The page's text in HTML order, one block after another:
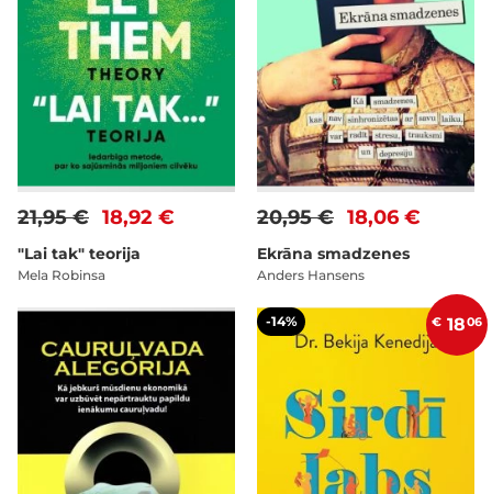
18,92 €
21,95 €
"Lai tak" teorija
Mela Robinsa
18,06 €
20,95 €
Ekrāna smadzenes
Anders Hansens
-14% € 1806